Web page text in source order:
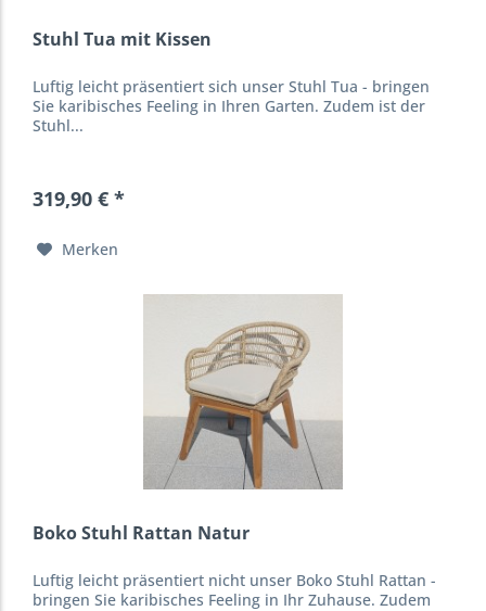
Stuhl Tua mit Kissen
Luftig leicht präsentiert sich unser Stuhl Tua - bringen
Sie karibisches Feeling in Ihren Garten. Zudem ist der
Stuhl...
319,90 € *
Merken
Boko Stuhl Rattan Natur
Luftig leicht präsentiert nicht unser Boko Stuhl Rattan -
bringen Sie karibisches Feeling in Ihr Zuhause. Zudem